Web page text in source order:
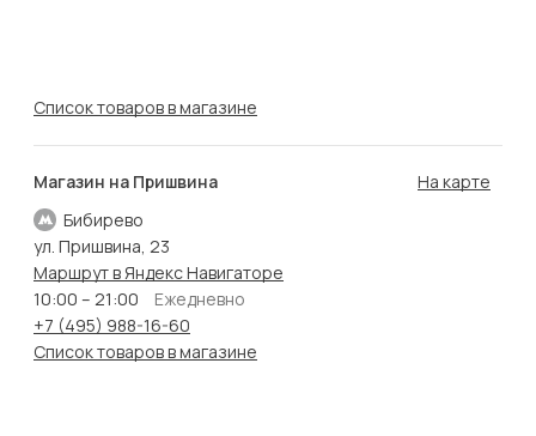
Список товаров в магазине
Магазин на Пришвина
Бибирево
На карте
ул. Пришвина, 23
Маршрут в Яндекс Навигаторе
10:00 – 21:00
Ежедневно
+7 (495) 988-16-60
Список товаров в магазине